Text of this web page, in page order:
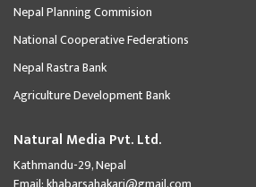
Nepal Planning Commision
National Cooperative Federations
Nepal Rastra Bank
Agriculture Development Bank
Natural Media Pvt. Ltd.
Kathmandu-29, Nepal